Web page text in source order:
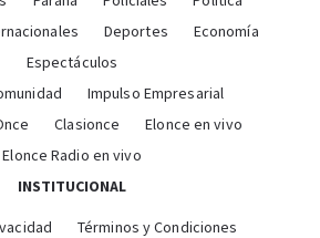
Deportes
Economía
Espectáculos
Impulso Empresarial
Clasionce
Elonce en vivo
Elonce Radio en vivo
INSTITUCIONAL
Términos y Condiciones